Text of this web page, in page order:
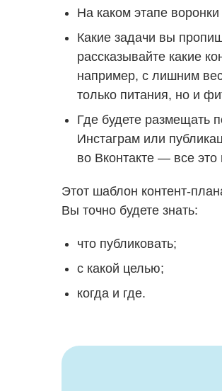
На каком этапе
Какие задачи вы
рассказывайте какие
например, с лишним
только питания, но и
Где будете размещать
Инстаграм или
во Вконтакте — все это
Этот шаблон контент-
Вы точно будете знать:
что публиковать;
с какой целью;
когда и где.